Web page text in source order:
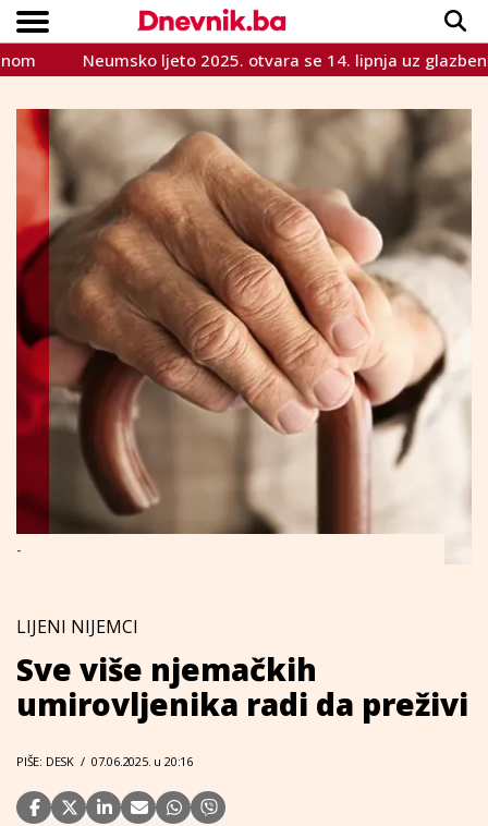
VIJESTI
SPORT
INTERVIEW
TEME
CRNA KRONIKA
LIFESTYLE
Copyright © Dnevnik.ba 2023.
Neumsko ljeto 2025. otvara se 14. lipnja uz glazbeni
-
LIJENI NIJEMCI
Sve više njemačkih
umirovljenika radi da preživi
PIŠE: DESK / 07.06.2025. u 20:16